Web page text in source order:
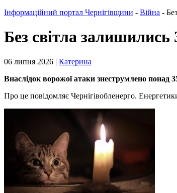
Інформаційний портал Чернігівщини - Війна -
Без світла
06 липня 2026 | Катерина
Внаслідок ворожої атаки знеструмлено понад
Про це повідомляє Чернігівобленерго.